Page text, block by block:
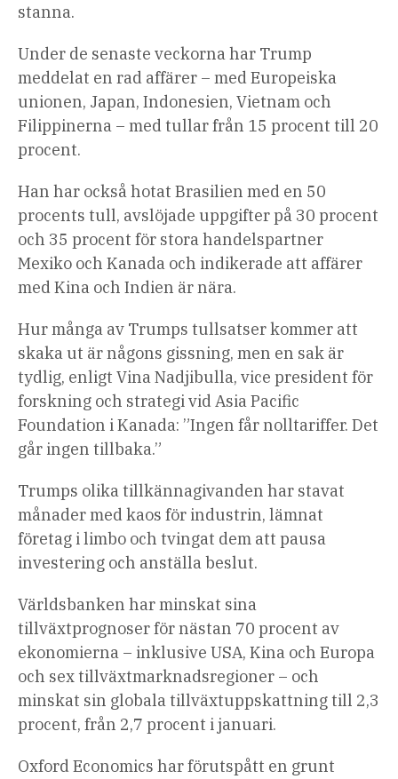
stanna.
Under de senaste veckorna har Trump
meddelat en rad affärer – med Europeiska
unionen, Japan, Indonesien, Vietnam och
Filippinerna – med tullar från 15 procent till 20
procent.
Han har också hotat Brasilien med en 50
procents tull, avslöjade uppgifter på 30 procent
och 35 procent för stora handelspartner
Mexiko och Kanada och indikerade att affärer
med Kina och Indien är nära.
Hur många av Trumps tullsatser kommer att
skaka ut är någons gissning, men en sak är
tydlig, enligt Vina Nadjibulla, vice president för
forskning och strategi vid Asia Pacific
Foundation i Kanada: ”Ingen får nolltariffer. Det
går ingen tillbaka.”
Trumps olika tillkännagivanden har stavat
månader med kaos för industrin, lämnat
företag i limbo och tvingat dem att pausa
investering och anställa beslut.
Världsbanken har minskat sina
tillväxtprognoser för nästan 70 procent av
ekonomierna – inklusive USA, Kina och Europa
och sex tillväxtmarknadsregioner – och
minskat sin globala tillväxtuppskattning till 2,3
procent, från 2,7 procent i januari.
Oxford Economics har förutspått en grunt